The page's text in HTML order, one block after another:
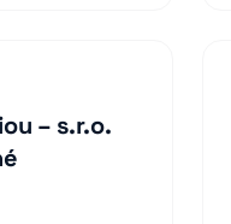
– s.r.o.